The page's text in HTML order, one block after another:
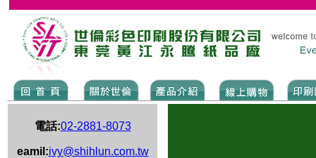
電話:02-2881-8073
eamil:ivy@shihlun.com.tw